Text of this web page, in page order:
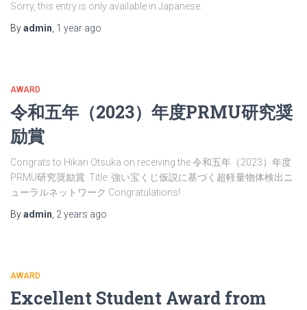
Sorry, this entry is only available in Japanese.
Byadmin 1 year ago
AWARD
令和五年（2023）年度PRMU研究奨
励賞
Congrats to Hikari Otsuka on receiving the 令和五年（2023）年度
PRMU研究奨励賞. Title: 強い宝くじ仮説に基づく超軽量物体検出ニ
ューラルネットワーク Congratulations!
Byadmin 2 years ago
AWARD
Excellent Student Award from